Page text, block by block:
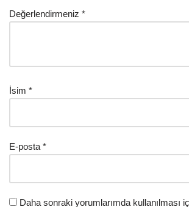
Değerlendirmeniz *
İsim *
E-posta *
Daha sonraki yorumlarımda kullanılması